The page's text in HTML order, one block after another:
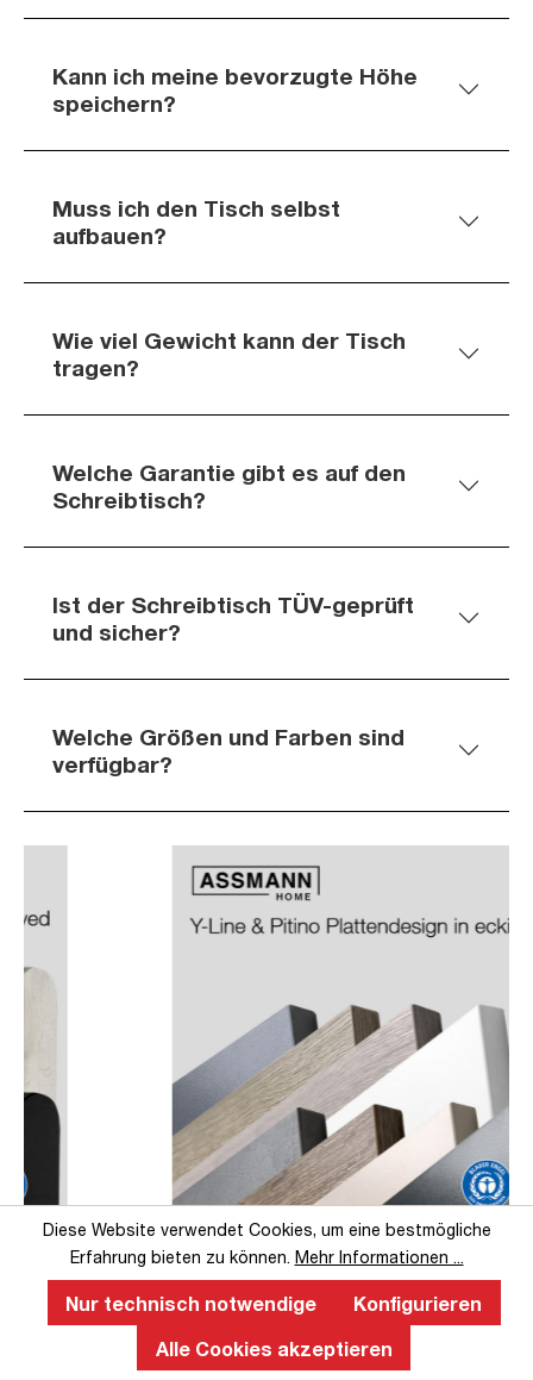
Kann ich meine bevorzugte Höhe
speichern?
Muss ich den Tisch selbst
aufbauen?
Wie viel Gewicht kann der Tisch
tragen?
Welche Garantie gibt es auf den
Schreibtisch?
Ist der Schreibtisch TÜV-geprüft
und sicher?
Welche Größen und Farben sind
verfügbar?
Perfekte Ergonomie an einem
höhenverstellbaren Schreibtisch
Ein ergonomischer, höhenverstellbarer Schreibtisch fördert
gesundes Arbeiten, verbessert die Körperhaltung, reduziert
Diese Website verwendet Cookies, um eine bestmögliche
Erfahrung bieten zu können. Mehr Informationen ...
Nur technisch notwendige
Konfigurieren
Alle Cookies akzeptieren